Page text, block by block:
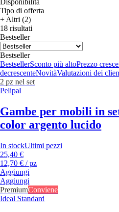
Tipo di offerta
+ Altri (2)
18 risultati
Bestseller
Bestseller
BestsellerSconto più altoPrezzo
decrescenteNovitàValutazioni dei
2 pz nel set
Pelipal
Gambe per mobili in
color argento lucido
In stockUltimi pezzi
25,40 €
12,70 € / pz
Aggiungi
Aggiungi
PremiumConviene
Ideal Standard